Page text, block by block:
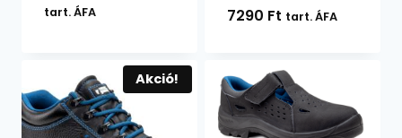
tart. ÁFA 7290 Ft tart. ÁFA
Akció!